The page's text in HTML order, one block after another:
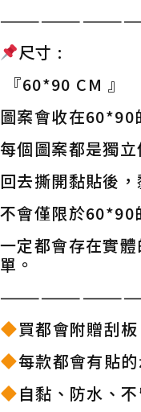
尺寸 :
『60*90 CM 』
圖案會收在60*90
每個圖案都是獨
回去撕開黏貼後
不會僅限於60*90
一定都會存在實
單。
買都會附贈刮
每款都會有貼
自黏、防水、